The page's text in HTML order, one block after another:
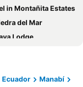
in Montañita Estates
del Mar
Lodge
Ecolodge
Ecuador
Manabí